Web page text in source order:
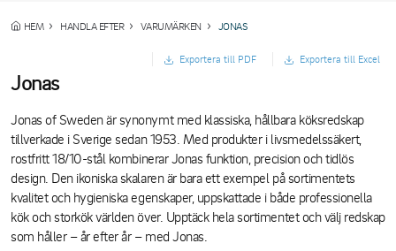
HEM HANDLA EFTER VARUMÄRKEN JONAS
Exportera till PDF Exportera till Excel
Jonas
Jonas of Sweden är synonymt med klassiska, hållbara köksredskap
tillverkade i Sverige sedan 1953. Med produkter i livsmedelssäkert,
rostfritt 18/10-stål kombinerar Jonas funktion, precision och tidlös
design. Den ikoniska skalaren är bara ett exempel på sortimentets
kvalitet och hygieniska egenskaper, uppskattade i både professionella
kök och storkök världen över. Upptäck hela sortimentet och välj redskap
som håller – år efter år – med Jonas.